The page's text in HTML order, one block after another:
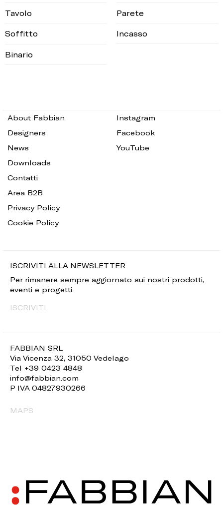
Tavolo Parete
Soffitto Incasso
Binario
FABBIAN SRL
Via Vicenza 32, 31050 Vedelago
Tel +39 0423 4848
info@fabbian.com
P IVA 04827930266
MAPS
About Fabbian
Designers
News
Downloads
Contatti
Area B2B
Privacy Policy
Cookie Policy
Instagram
Facebook
YouTube
ISCRIVITI ALLA NEWSLETTER
Per rimanere sempre aggiornato sui nostri prodotti,
eventi e progetti.
ISCRIVITI